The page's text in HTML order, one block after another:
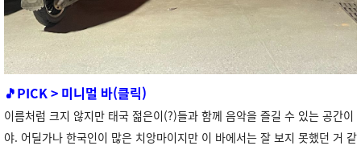
🎵PICK > 미니멀 바(클릭)
이름처럼 크지 않지만 태국 젊은이(?)들과 함께 음악을 즐길 수 있는 공간이
야. 어딜가나 한국인이 많은 치앙마이지만 이 바에서는 잘 보지 못했던 거 같